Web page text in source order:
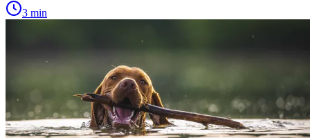
3 min